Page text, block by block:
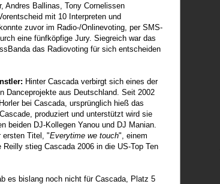
Andres Ballinas, Tony Cornelissen
mit 10 Interpreten und
zuvor im Radio-/Onlinevoting, per SMS-
eine fünfköpfige Jury. Siegreich war das
das Radiovoting für sich entscheiden
Hinter Cascada verbirgt sich eines der
Danceprojekte aus Deutschland. Seit 2002
bei Cascada, ursprünglich hieß das
produziert und unterstützt wird sie
beiden DJ-Kollegen Yanou und DJ Manian.
ersten Titel, "Everytime we touch", einem
Reilly stieg Cascada 2006 in die US-Top Ten
es bislang noch nicht für Cascada, Platz 5